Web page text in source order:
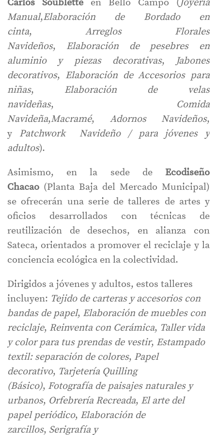
Carlos Soublette en Bello Campo (Joyería
Manual,Elaboración de Bordado en
cinta, Arreglos Florales
Navideños, Elaboración de pesebres en
aluminio y piezas decorativas,Jabones
decorativos, Elaboración de Accesorios para
niñas, Elaboración de velas
navideñas, Comida
Navideña,Macramé, Adornos Navideños,
y Patchwork Navideño / para jóvenes y
adultos).
Asimismo, en la sede de Ecodiseño
Chacao (Planta Baja del Mercado Municipal)
se ofrecerán una serie de talleres de artes y
oficios desarrollados con técnicas de
reutilización de desechos, en alianza con
Sateca, orientados a promover el reciclaje y la
conciencia ecológica en la colectividad.
Dirigidos a jóvenes y adultos, estos talleres
incluyen: Tejido de carteras y accesorios con
bandas de papel, Elaboración de muebles con
reciclaje, Reinventa con Cerámica, Taller vida
y color para tus prendas de vestir, Estampado
textil: separación de colores, Papel
decorativo, Tarjetería Quilling
(Básico), Fotografía de paisajes naturales y
urbanos, Orfebrería Recreada, El arte del
papel periódico, Elaboración de
zarcillos, Serigrafía y